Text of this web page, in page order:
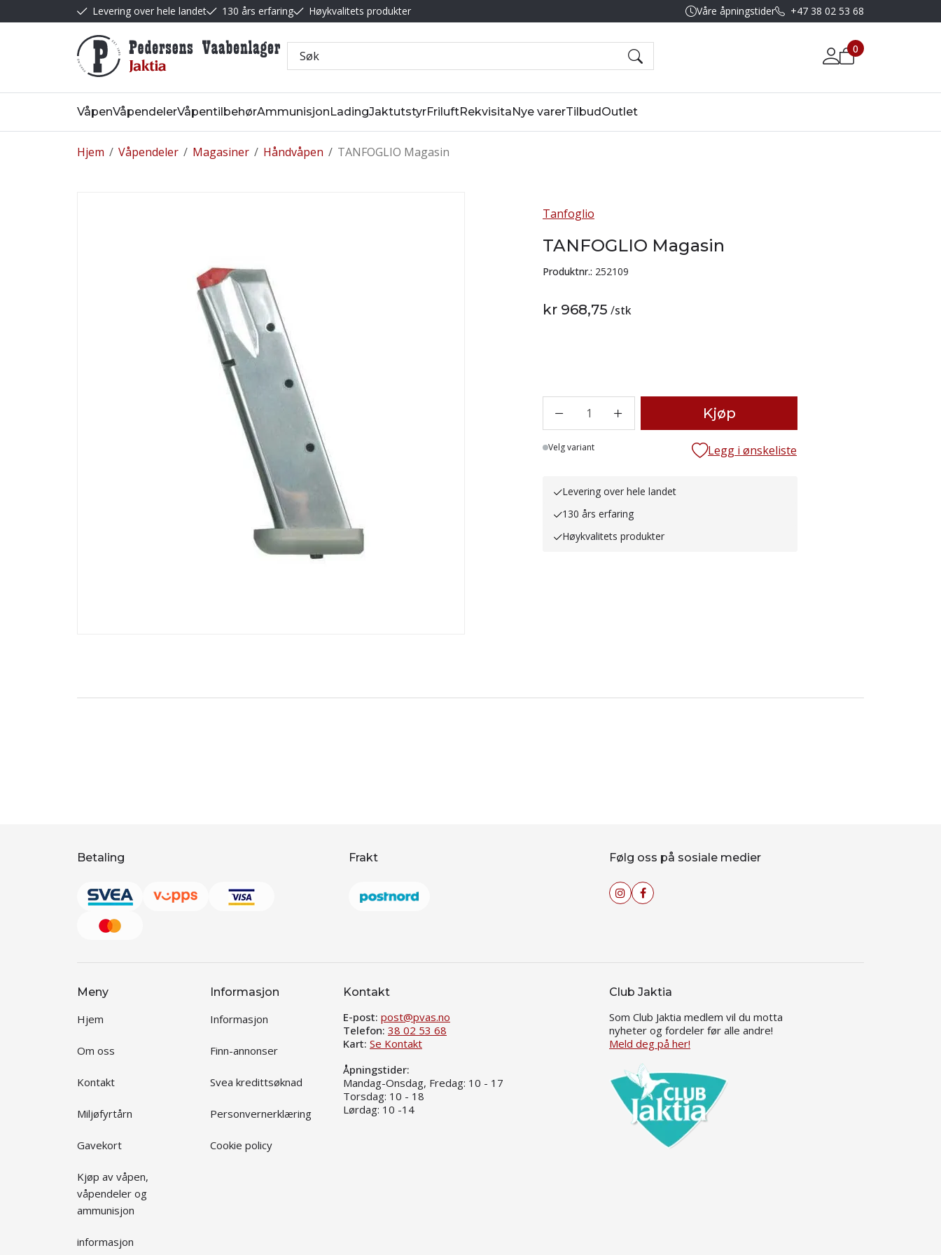
Levering over hele landet 130 års erfaring Høykvalitets produkter Våre åpningstider +47 38 02 53 68
0
VåpenVåpendelerVåpentilbehørAmmunisjonLadingJaktutstyrFriluftRekvisitaNye varerTilbudOutlet
/
Hjem /
Våpendeler /
Magasiner /
Håndvåpen TANFOGLIO Magasin
Tanfoglio
TANFOGLIO Magasin
Produktnr.: 252109
kr 968,75 /stk
1 Kjøp
Lager
Velg variant Legg i ønskeliste
Levering over hele landet
130 års erfaring
Høykvalitets produkter
Betaling Frakt Følg oss på sosiale medier
Meny
Hjem
Om oss
Kontakt
Miljøfyrtårn
Gavekort
Kjøp av våpen,
våpendeler og
ammunisjon
informasjon
Informasjon
Informasjon
Finn-annonser
Svea kredittsøknad
Personvernerklæring
Cookie policy
Kontakt
E-post: post@pvas.no
Telefon: 38 02 53 68
Kart: Se Kontakt
Åpningstider:
Mandag-Onsdag, Fredag: 10 - 17
Torsdag: 10 - 18
Lørdag: 10 -14
Club Jaktia
Som Club Jaktia medlem vil du motta
nyheter og fordeler før alle andre!
Meld deg på her!